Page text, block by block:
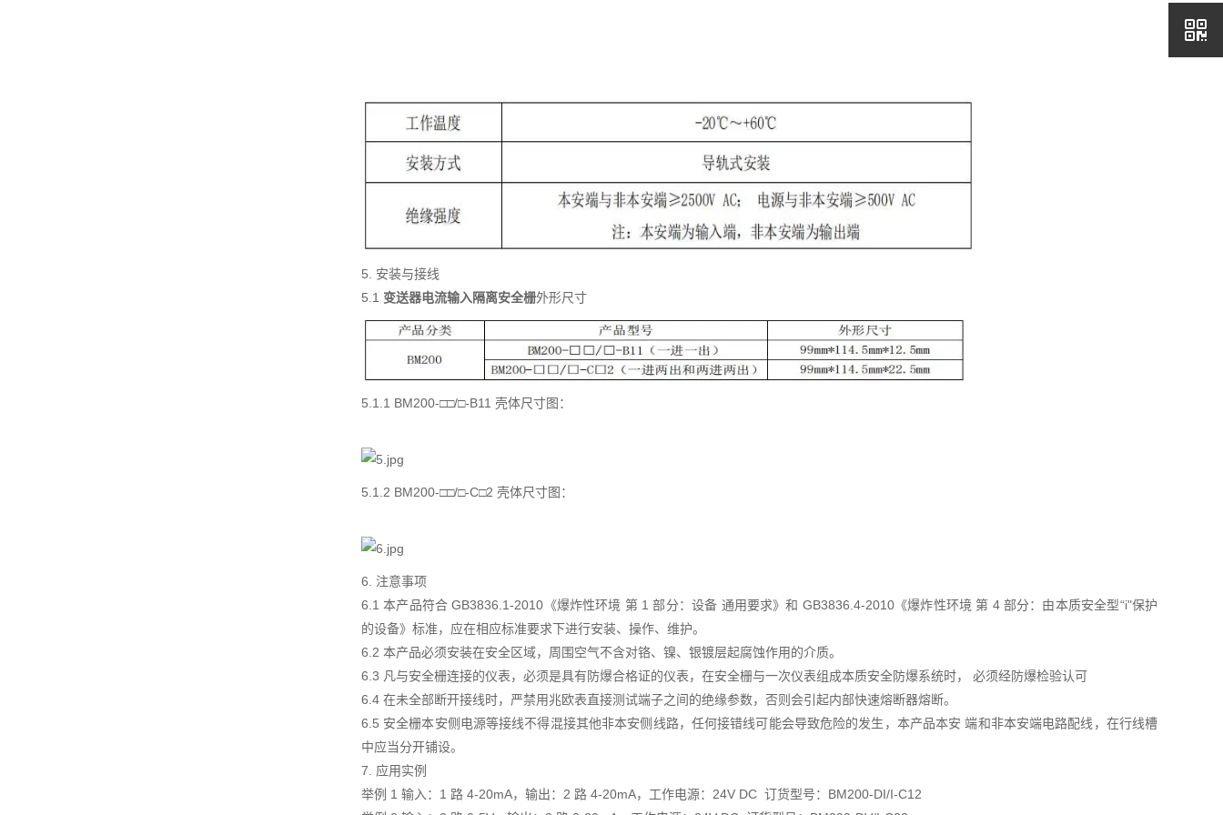
5. 安装与接线
5.1 变送器电流输入隔离安全栅外形尺寸
5.1.1 BM200-□□/□-B11 壳体尺寸图：
5.1.2 BM200-□□/□-C□2 壳体尺寸图：
6. 注意事项
6.1 本产品符合 GB3836.1-2010《爆炸性环境 第 1 部分：设备 通用要求》和 GB3836.4-2010《爆炸性环境 第 4 部分：由本质安全型“i"保护
的设备》标准，应在相应标准要求下进行安装、操作、维护。
6.2 本产品必须安装在安全区域，周围空气不含对铬、镍、银镀层起腐蚀作用的介质。
6.3 凡与安全栅连接的仪表，必须是具有防爆合格证的仪表，在安全栅与一次仪表组成本质安全防爆系统时， 必须经防爆检验认可
6.4 在未全部断开接线时，严禁用兆欧表直接测试端子之间的绝缘参数，否则会引起内部快速熔断器熔断。
6.5 安全栅本安侧电源等接线不得混接其他非本安侧线路，任何接错线可能会导致危险的发生，本产品本安 端和非本安端电路配线，在行线槽
中应当分开铺设。
7. 应用实例
举例 1 输入：1 路 4-20mA，输出：2 路 4-20mA，工作电源：24V DC 订货型号：BM200-DI/I-C12